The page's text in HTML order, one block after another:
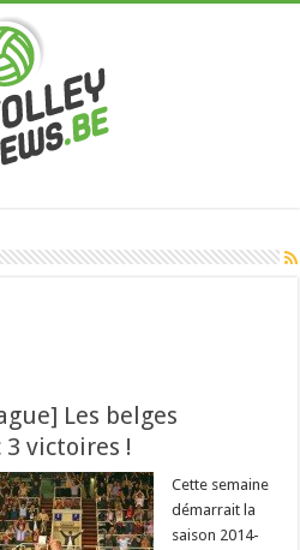
Les belges
victoires !
Cette semaine
démarrait la
saison 2014-